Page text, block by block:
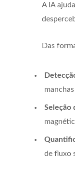
A IA
Das
Seleção
de fluxo